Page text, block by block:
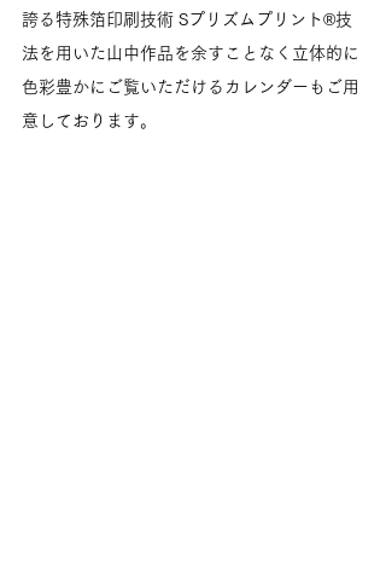
誇る特殊箔印刷技術 Sプリズムプリント®技
法を用いた山中作品を余すことなく立体的に
色彩豊かにご覧いただけるカレンダーもご用
意しております。